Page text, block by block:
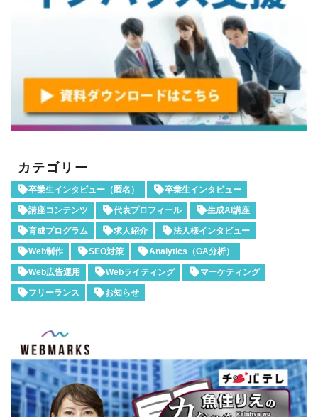
カテゴリー
卒業生インタビュー（匿名） 卒業生インタビュー
講座コンテンツ 代表プロフィール 生成AI講座
育成プログラム 求人紹介 法人様インタビュー
Web制作 SEO対策 Analytics（GA分析）
Web広告運用 Webライティング マーケティング
フリーランス お知らせ